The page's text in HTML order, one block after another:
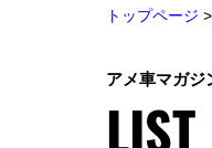
トップページ >
アメ車マガジ
LIST